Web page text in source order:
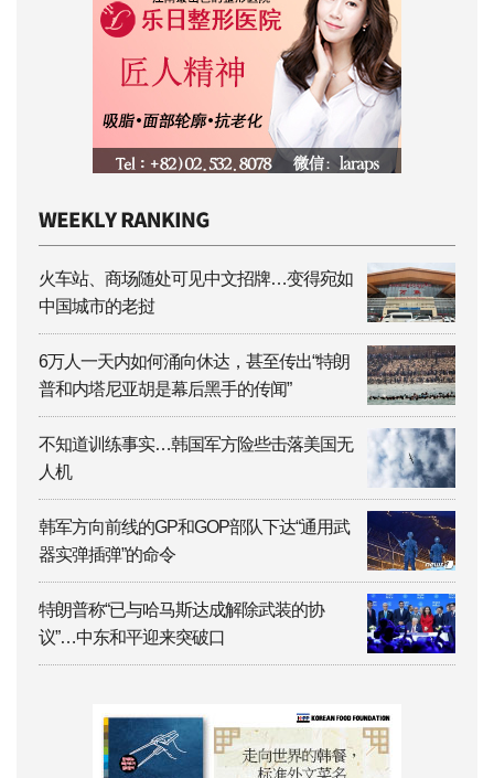
火车站、商场随处可见中文招牌…变得宛如
中国城市的老挝
6万人一天内如何涌向休达，甚至传出“特朗
普和内塔尼亚胡是幕后黑手的传闻”
不知道训练事实…韩国军方险些击落美国无
人机
韩军方向前线的GP和GOP部队下达“通用武
器实弹插弹”的命令
特朗普称“已与哈马斯达成解除武装的协
议”…中东和平迎来突破口